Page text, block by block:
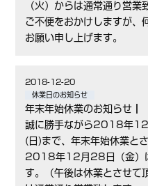
（火）からは通常通り営業
ご不便をおかけしますが、
お願い申し上げます。
2018-12-20
休業日のお知らせ
年末年始休業のお知らせ┃
誠に勝手ながら2018年
(日)まで、年末年始休業と
2018年12月28日（金）
す。（午後は休業とさせ